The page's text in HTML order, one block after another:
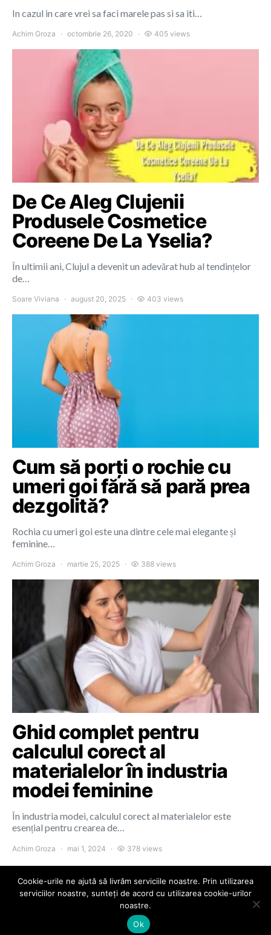
In cazul in care vrei sa faci marele pas si sa iti…
Achim Groza octombrie 26, 2020 405 views
De Ce Aleg Clujenii
Produsele Cosmetice
Coreene De La Yselia?
În ultimii ani, Clujul a devenit un adevărat hub al tendințelor
de…
Soare Viviana august 20, 2025 403 views
Cum să porți o rochie cu
umeri goi fără să pară prea
dezgolită?
Rochia cu umeri goi este una dintre cele mai elegante și
feminine…
Achim Groza martie 25, 2025 388 views
Ghid complet pentru
calculul corect al
materialelor în industria
modei feminine
În industria modei, calculul corect al materialelor este
esențial pentru crearea de…
Achim Groza mai 1, 2024 378 views
Colours of Cluj
Cookie-urile ne ajută să livrăm serviciile noastre. Prin utilizarea
serviciilor noastre, sunteți de acord cu utilizarea cookie-urilor
noastre.
Ok